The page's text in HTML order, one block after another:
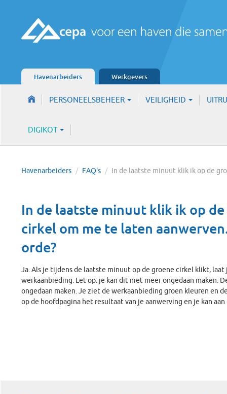
Havenarbeiders Werkgevers
PERSONEELSBEHEER VEILIGHEID
DIGIKOT
Havenarbeiders / FAQ's / In de laatste minuut klik ik op de
In de laatste minuut klik ik op
cirkel om me te laten
orde?
Ja. Als je tijdens de laatste minuut op de groene cirkel klikt,
werkaanbieding. Let op: je kan dit niet meer ongedaan maken.
ongedaan maken. Je ziet de werkaanbieding groen kleuren en
op de hoofdpagina het resultaat van je aanwerving en je kan